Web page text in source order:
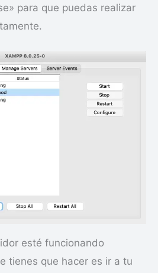
para que puedas realizar
esté funcionando
tienes que hacer es ir a tu